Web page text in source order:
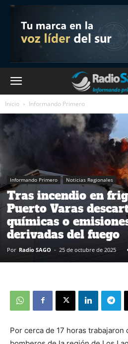
Inicio Informando Primero
Informando Primero Noticias Regionales
Tras incendio en
Puerto Varas
químicas o
derivadas del fuego
Por Radio SAGO - 25 de octubre de 2025
Por cerca de 17 horas trabajaron